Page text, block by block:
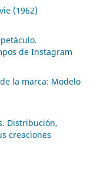
(1962)
de Instagram
la marca: Modelo
Distribución,
creaciones